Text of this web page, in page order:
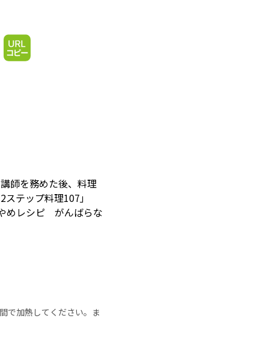
師を務めた後、料理
テップ料理107」
めレシピ がんばらな
で加熱してください。ま